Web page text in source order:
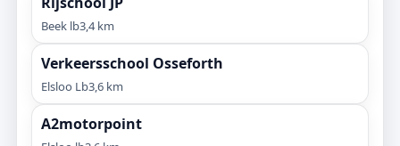
Beek lb3,4 km
Verkeersschool Osseforth
Elsloo Lb3,6 km
A2motorpoint